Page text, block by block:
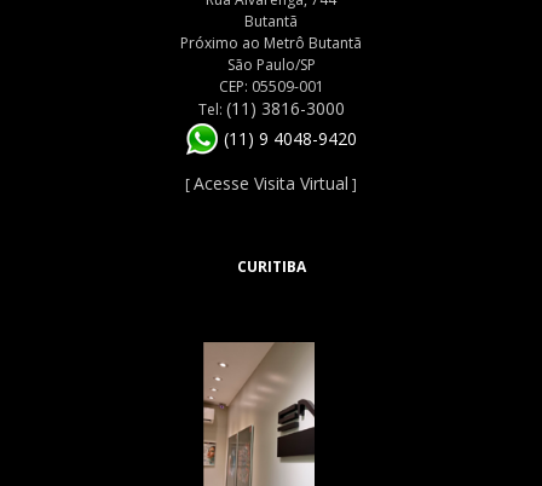
Butantã
Próximo ao Metrô Butantã
São Paulo/SP
CEP: 05509-001
Tel: (11) 3816-3000
(11) 9 4048-9420
[Acesse Visita Virtual ]
CURITIBA